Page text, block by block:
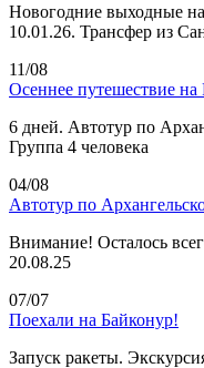
Новогодние выходные
10.01.26. Трансфер из
11/08
Осеннее путешествие на
6 дней. Автотур по
Группа 4 человека
04/08
Автотур по
Внимание! Осталось
20.08.25
07/07
Поехали на Байконур!
Запуск ракеты.